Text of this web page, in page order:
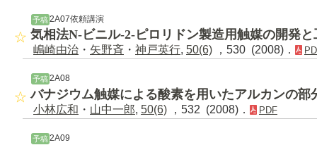
予稿 2A07依頼講演
気相法N-ビニル-2-ピロリドン製造用触媒の開発と
嶋崎由治 ・ 矢野斉 ・ 神戸英行, 50(6) ，530 (2008)．
予稿 2A08
バナジウム触媒による酸素を用いたアルカンの部
小林広和 ・ 山中一郎, 50(6) ，532 (2008)． PDF
予稿2A09